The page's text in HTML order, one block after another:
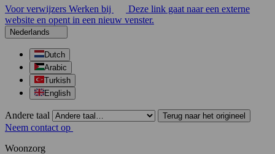
Voor verwijzers Werken bij
Deze link gaat naar een externe
website en opent in een nieuw venster.
Nederlands
Dutch
Arabic
Turkish
English
Andere taal Terug naar het origineel
Neem contact op
Woonzorg